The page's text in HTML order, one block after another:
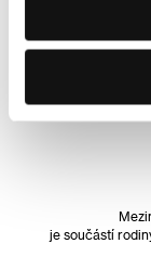
je součástí